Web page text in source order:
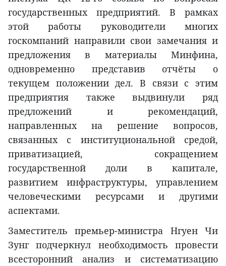
государственных предприятий. В рамках
этой работы руководители многих
госкомпаний направили свои замечания и
предложения в материалы Минфина,
одновременно представив отчёты о
текущем положении дел. В связи с этим
предприятия также выдвинули ряд
предложений и рекомендаций,
направленных на решение вопросов,
связанных с институциональной средой,
приватизацией, сокращением
государственной доли в капитале,
развитием инфраструктуры, управлением
человеческими ресурсами и другими
аспектами.
Заместитель премьер-министра Нгуен Чи
Зунг подчеркнул необходимость провести
всесторонний анализ и систематизацию